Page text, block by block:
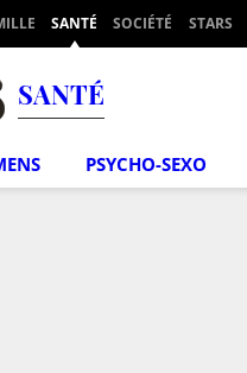
SANTÉ SOCIÉTÉ STARS
SANTÉ
PSYCHO-SEXO